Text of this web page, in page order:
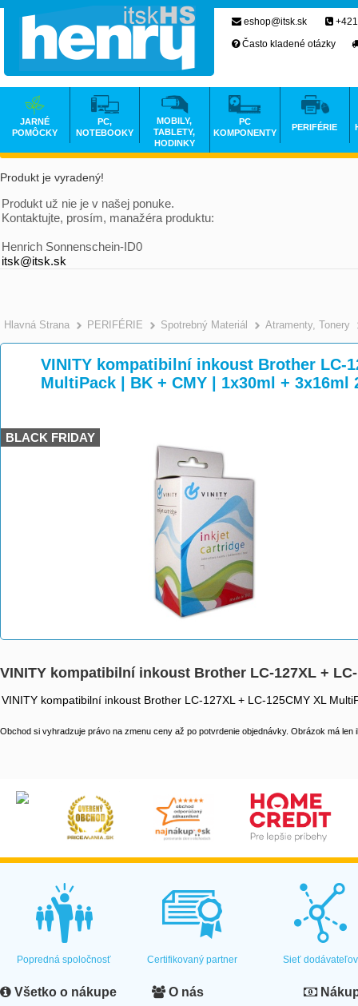
Produkt je vyradený!
Produkt už nie je v našej ponuke.
Kontaktujte, prosím, manažéra produktu:
Henrich Sonnenschein-ID0
itsk@itsk.sk
Hlavná Strana >
PERIFÉRIE >
Spotrebný Materiál >
Atramenty, Tonery
VINITY kompatibilní inkoust Brother LC-
MultiPack | BK + CMY | 1x30ml + 3x16ml
BLACK FRIDAY
VINITY kompatibilní inkoust Brother LC-127XL +
VINITY kompatibilní inkoust Brother LC-127XL + LC-125CMY XL
Obchod si vyhradzuje právo na zmenu ceny až po potvrdenie objednávky. Obrázok má len
eshop@itsk.sk
Často kladené otázky
JARNÉ
POMÔCKY
PC,
NOTEBOOKY
MOBILY,
TABLETY,
HODINKY
PC
KOMPONENTY
PERIFÉRIE
Popredná spoločnosť Certifikovaný partner Sieť dodávateľov
Všetko o nákupe O nás